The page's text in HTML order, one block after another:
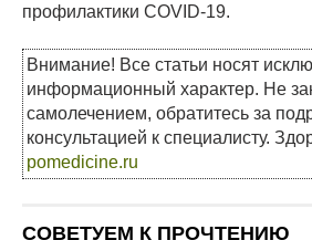
профилактики COVID-19.
Внимание! Все статьи носят
информационный характер. Не
самолечением, обратитесь за
консультацией к специалисту.
pomedicine.ru
СОВЕТУЕМ К ПРОЧТЕНИЮ